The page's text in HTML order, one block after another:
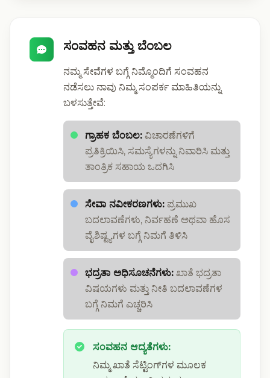
ಸಂವಹನ ಮತ್ತು ಬೆಂಬಲ
ನಮ್ಮ ಸೇವೆಗಳ ಬಗ್ಗೆ ನಿಮ್ಮೊಂದಿಗೆ ಸಂವಹನ
ನಡೆಸಲು ನಾವು ನಿಮ್ಮ ಸಂಪರ್ಕ ಮಾಹಿತಿಯನ್ನು
ಬಳಸುತ್ತೇವೆ:
ಗ್ರಾಹಕ ಬೆಂಬಲ: ವಿಚಾರಣೆಗಳಿಗೆ
ಪ್ರತಿಕ್ರಿಯಿಸಿ, ಸಮಸ್ಯೆಗಳನ್ನು ನಿವಾರಿಸಿ ಮತ್ತು
ತಾಂತ್ರಿಕ ಸಹಾಯ ಒದಗಿಸಿ
ಸೇವಾ ನವೀಕರಣಗಳು: ಪ್ರಮುಖ
ಬದಲಾವಣೆಗಳು, ನಿರ್ವಹಣೆ ಅಥವಾ ಹೊಸ
ವೈಶಿಷ್ಟ್ಯಗಳ ಬಗ್ಗೆ ನಿಮಗೆ ತಿಳಿಸಿ
ಭದ್ರತಾ ಅಧಿಸೂಚನೆಗಳು: ಖಾತೆ ಭದ್ರತಾ
ವಿಷಯಗಳು ಮತ್ತು ನೀತಿ ಬದಲಾವಣೆಗಳ
ಬಗ್ಗೆ ನಿಮಗೆ ಎಚ್ಚರಿಸಿ
ಸಂವಹನ ಆದ್ಯತೆಗಳು:
ನಿಮ್ಮ ಖಾತೆ ಸೆಟ್ಟಿಂಗ್‌ಗಳ ಮೂಲಕ